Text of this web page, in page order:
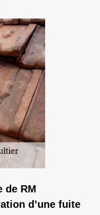
de RM
d’une fuite